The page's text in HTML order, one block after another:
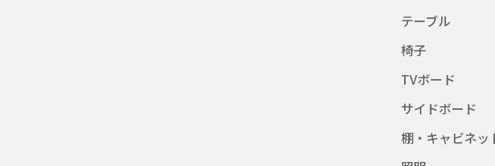
テーブル
椅子
TVボード
サイドボード
棚・キャビネッ